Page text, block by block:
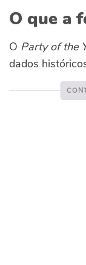
O que a
O Party of the
dados